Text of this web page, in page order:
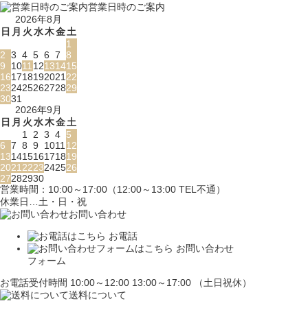
営業日時のご案内
2026年8月
日 月 火水木金土
1
2 3 4 5 6 7 8
9
1011 12131415
161718192021 22
23242526272829
3031
2026年9月
日 月 火水木金土
1
2 3 4 5
6 7 8 9 1011 12
13141516171819
2021 2223242526
27282930
営業時間：10:00～17:00（12:00～13:00 TEL不通）
休業日…土・日・祝
お問い合わせ
お電話
お問い合わせ
フォーム
お電話受付時間 10:00～12:00 13:00～17:00 （土日祝休）
送料について